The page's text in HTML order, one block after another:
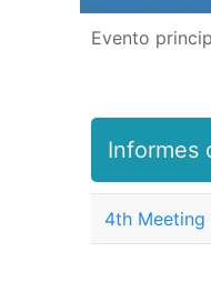
Evento
Informes
4th Meeting